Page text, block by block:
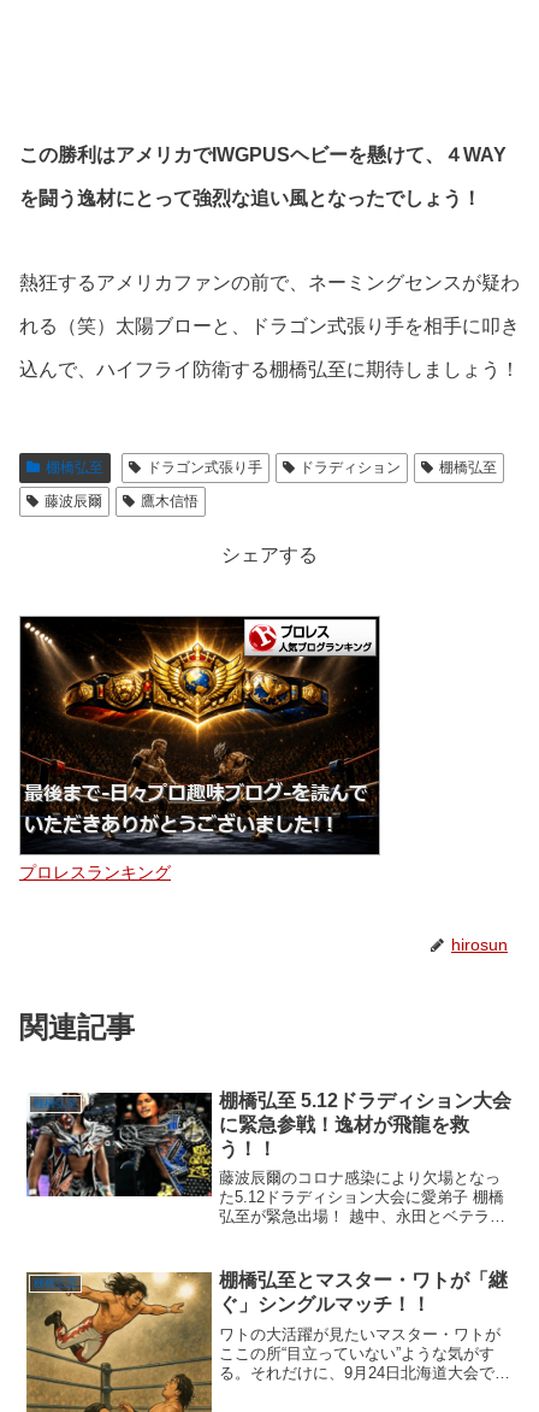
この勝利はアメリカでIWGPUSヘビーを懸けて、４WAY
を闘う逸材にとって強烈な追い風となったでしょう！
熱狂するアメリカファンの前で、ネーミングセンスが疑わ
れる（笑）太陽ブローと、ドラゴン式張り手を相手に叩き
込んで、ハイフライ防衛する棚橋弘至に期待しましょう！
棚橋弘至 ドラゴン式張り手 ドラディション
棚橋弘至
藤波辰爾
鷹木信悟
シェアする
プロレスランキング
hirosun
関連記事
棚橋弘至
棚橋弘至 5.12ドラディション大会
に緊急参戦！逸材が飛龍を救
う！！
藤波辰爾のコロナ感染により欠場となっ
た5.12ドラディション大会に愛弟子 棚橋
弘至が緊急出場！ 越中、永田とベテラン
棚橋弘至
棚橋弘至とマスター・ワトが「継
ぐ」シングルマッチ！！
ワトの大活躍が見たいマスター・ワトが
ここの所“目立っていない”ような気がす
る。それだけに、9月24日北海道大会で行